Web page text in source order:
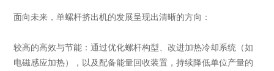
面向未来，单螺杆挤出机的发展呈现出清晰的方向：
较高的高效与节能：通过优化螺杆构型、改进加热冷却系统（如
电磁感应加热），以及配备能量回收装置，持续降低单位产量的